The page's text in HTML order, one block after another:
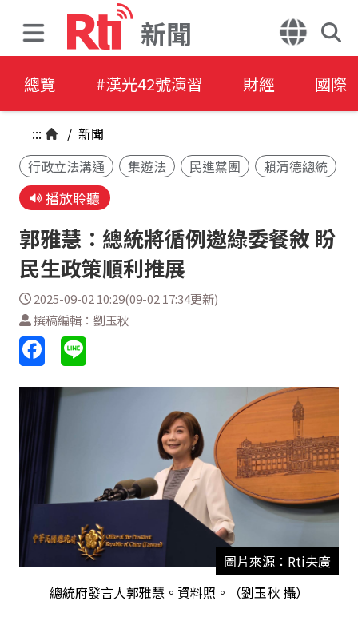
新聞
總覽 #漢光42號演習 財經 國際
::: / 新聞
行政立法溝通
集遊法 民進黨團 賴清德總統
播放聆聽
郭雅慧：總統將循例邀綠委餐敘 盼
民生政策順利推展
2025-09-02 10:29(09-02 17:34更新)
撰稿編輯：劉玉秋
圖片來源：Rti央廣
總統府發言人郭雅慧。資料照。（劉玉秋 攝）